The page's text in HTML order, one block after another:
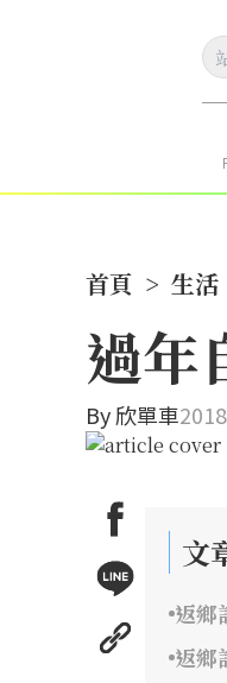
首頁 > 生活
過年
By欣單車
文
返鄉
返鄉